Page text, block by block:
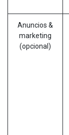
Anuncios &
marketing
(opcional)